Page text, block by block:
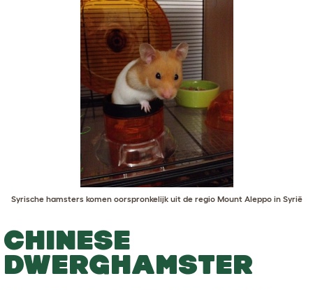
Syrische hamsters komen oorspronkelijk uit de regio Mount Aleppo in Syrië
CHINESE
DWERGHAMSTER